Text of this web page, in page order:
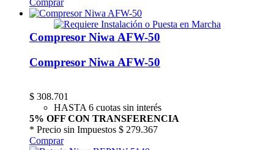
Comprar
Compresor Niwa AFW-50
Compresor Niwa AFW-50
$ 308.701
HASTA 6 cuotas sin interés
5% OFF CON TRANSFERENCIA
* Precio sin Impuestos $ 279.367
Comprar